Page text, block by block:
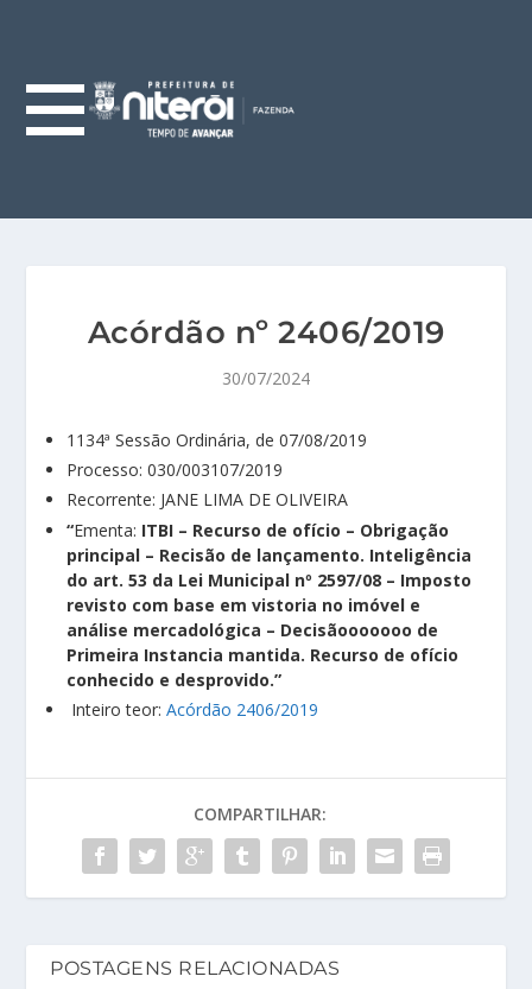
Acórdão nº 2406/2019
30/07/2024
1134ª Sessão Ordinária, de 07/08/2019
Processo: 030/003107/2019
Recorrente: JANE LIMA DE OLIVEIRA
“Ementa: ITBI – Recurso de ofício – Obrigação
principal – Recisão de lançamento. Inteligência
do art. 53 da Lei Municipal nº 2597/08 – Imposto
revisto com base em vistoria no imóvel e
análise mercadológica – Decisãooooooo de
Primeira Instancia mantida. Recurso de ofício
conhecido e desprovido.”
Inteiro teor:Acórdão 2406/2019
COMPARTILHAR:
POSTAGENS RELACIONADAS